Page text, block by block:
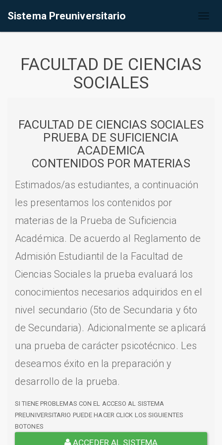
Sistema Preuniversitario
FACULTAD DE CIENCIAS
SOCIALES
FACULTAD DE CIENCIAS SOCIALES
PRUEBA DE SUFICIENCIA
ACADEMICA
CONTENIDOS POR MATERIAS
Estimados/as estudiantes, a continuación
les presentamos los contenidos por
materias de la Prueba de Suficiencia
Académica. De acuerdo al Reglamento de
Admisión Estudiantil de la Facultad de
Ciencias Sociales la prueba evaluará los
conocimientos necesarios adquiridos en el
nivel secundario (5to de Secundaria y 6to
de Secundaria). Adicionalmente se aplicará
una prueba de carácter psicotécnico. Les
deseamos éxito en la preparación y
desarrollo de la prueba.
SI TIENE PROBLEMAS CON EL ACCESO AL SISTEMA
PREUNIVERSITARIO PUEDE HACER CLICK LOS SIGUIENTES
BOTONES
ACCEDER AL SISTEMA